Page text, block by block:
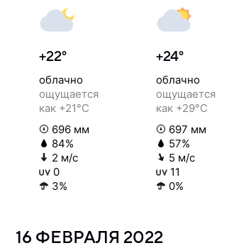
+22°
облачно
ощущается
как +21°C
696 мм
84%
2 м/с
0
3%
+24°
облачно
ощущается
как +29°C
697 мм
57%
5 м/с
11
0%
16 ФЕВРАЛЯ 2022